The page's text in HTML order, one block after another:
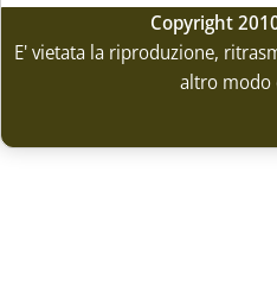
Copyright
E' vietata la riproduzione,
altro modo